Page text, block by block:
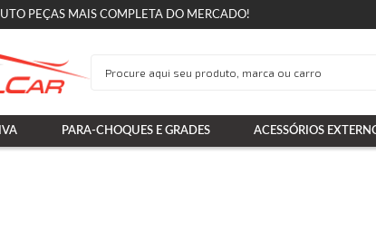
PEÇAS MAIS COMPLETA DO MERCADO!
PARA-CHOQUES E GRADES ACESSÓRIOS